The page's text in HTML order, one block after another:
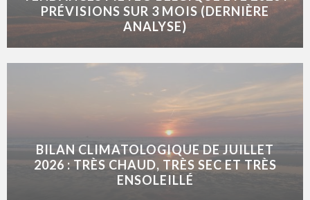
PRÉVISIONS SUR 3 MOIS (DERNIÈRE
ANALYSE)
BILAN CLIMATOLOGIQUE DE JUILLET
2026 : TRÈS CHAUD, TRÈS SEC ET TRÈS
ENSOLEILLÉ